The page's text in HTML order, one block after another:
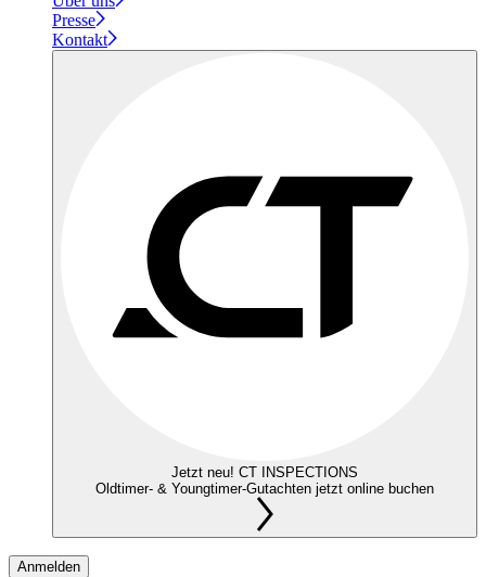
Presse
Kontakt
Jetzt neu! CT INSPECTIONS
Oldtimer- & Youngtimer-Gutachten jetzt online buchen
Anmelden